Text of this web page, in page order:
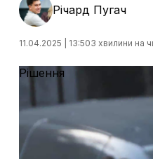
Річард Пугач
11.04.2025 | 13:503 хвилини на
Рішення